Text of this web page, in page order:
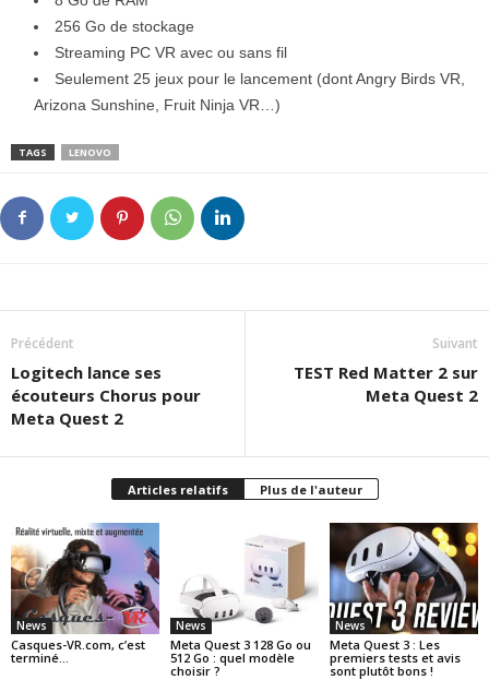
256 Go de stockage
Streaming PC VR avec ou sans fil
Seulement 25 jeux pour le lancement (dont Angry Birds VR,
Arizona Sunshine, Fruit Ninja VR…)
TAGS LENOVO
Précédent
Logitech lance ses
écouteurs Chorus pour
Meta Quest 2
Suivant
TEST Red Matter 2 sur
Meta Quest 2
Articles relatifs Plus de l'auteur
News
Casques-VR.com, c’est
terminé…
News
Meta Quest 3 128 Go ou
512 Go : quel modèle
choisir ?
News
Meta Quest 3 : Les
premiers tests et avis
sont plutôt bons !